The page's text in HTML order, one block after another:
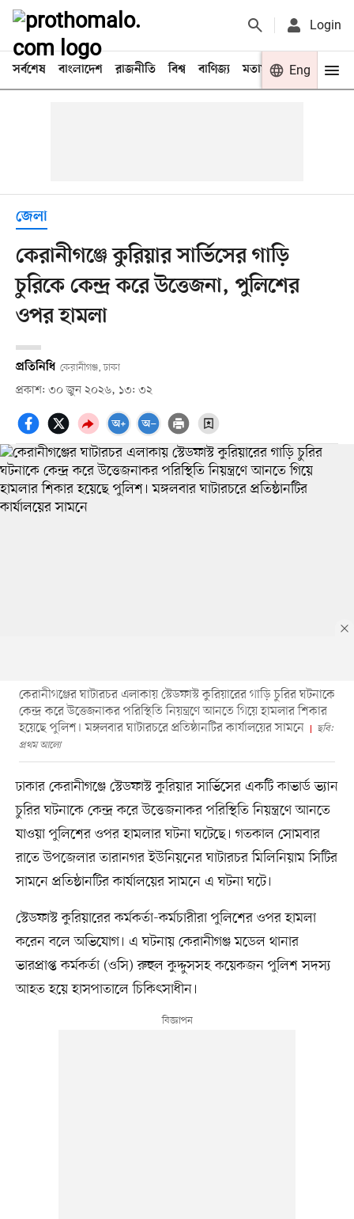
Login
সর্বশেষ বাংলাদেশ রাজনীতি বিশ্ব বাণিজ্য মতামত খেলা
Eng
জেলা
কেরানীগঞ্জে কুরিয়ার সার্ভিসের গাড়ি
চুরিকে কেন্দ্র করে উত্তেজনা, পুলিশের
ওপর হামলা
প্রতিনিধি কেরানীগঞ্জ, ঢাকা
প্রকাশ: ৩০ জুন ২০২৬, ১৩: ৩২
কেরানীগঞ্জের ঘাটারচর এলাকায় স্টেডফাস্ট কুরিয়ারের গাড়ি চুরির ঘটনাকে
কেন্দ্র করে উত্তেজনাকর পরিস্থিতি নিয়ন্ত্রণে আনতে গিয়ে হামলার শিকার
হয়েছে পুলিশ। মঙ্গলবার ঘাটারচরে প্রতিষ্ঠানটির কার্যালয়ের সামনে
ছবি:
প্রথম আলো
ঢাকার কেরানীগঞ্জে স্টেডফাস্ট কুরিয়ার সার্ভিসের একটি কাভার্ড ভ্যান
চুরির ঘটনাকে কেন্দ্র করে উত্তেজনাকর পরিস্থিতি নিয়ন্ত্রণে আনতে
যাওয়া পুলিশের ওপর হামলার ঘটনা ঘটেছে। গতকাল সোমবার
রাতে উপজেলার তারানগর ইউনিয়নের ঘাটারচর মিলিনিয়াম সিটির
সামনে প্রতিষ্ঠানটির কার্যালয়ের সামনে এ ঘটনা ঘটে।
স্টেডফাস্ট কুরিয়ারের কর্মকর্তা-কর্মচারীরা পুলিশের ওপর হামলা
করেন বলে অভিযোগ। এ ঘটনায় কেরানীগঞ্জ মডেল থানার
ভারপ্রাপ্ত কর্মকর্তা (ওসি) রুহুল কুদ্দুসসহ কয়েকজন পুলিশ সদস্য
আহত হয়ে হাসপাতালে চিকিৎসাধীন।